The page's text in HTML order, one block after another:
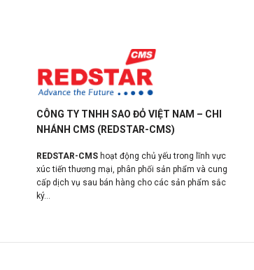
CÔNG TY TNHH SAO ĐỎ VIỆT NAM – CHI
NHÁNH CMS (REDSTAR-CMS)
REDSTAR-CMS hoạt động chủ yếu trong lĩnh vực
xúc tiến thương mại, phân phối sản phẩm và cung
cấp dịch vụ sau bán hàng cho các sản phẩm sắc
ký...